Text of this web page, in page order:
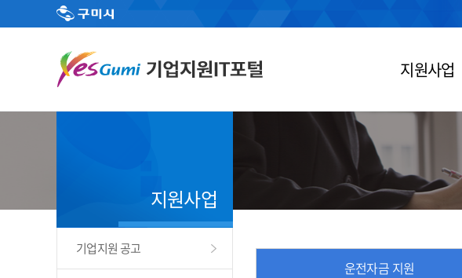
지원사업
지원사업
기업지원 공고
운전자금 지원